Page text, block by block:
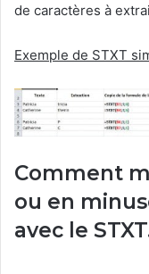
de caractères à
Exemple de STXT
Comment
ou en
avec le